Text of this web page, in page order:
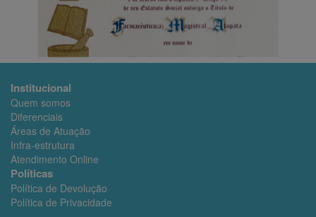
Os cookies são utilizados pela Dermobel para fazer
com que o Site funcione de forma mais eficiente e para
que possamos manter o controle de determinados
dados estatísticos que nos ajudam a melhorar os
nossos Site, além de fornecer informações que podem
consequente personalização do serviço e/ou
publicidade. Os cookies utilizados não contêm dados de
identificação pessoal, em conformidade com os
padrões de indústria e dos navegadores mais
utilizados.
Política de uso de dados
Utilizaremos suas informações para fornecer, proteger,
corrigir e aprimorar nossos serviços, limitando-se a:
Institucional
Quem somos
Diferenciais
Áreas de Atuação
Infra-estrutura
Atendimento Online
Políticas
Política de Devolução
Política de Privacidade